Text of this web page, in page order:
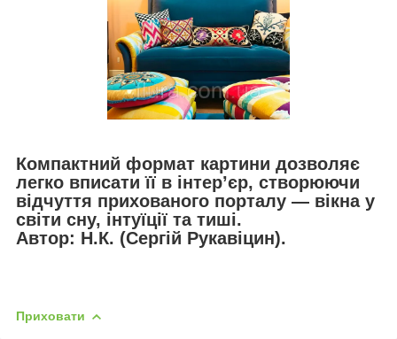
Компактний формат картини дозволяє
легко вписати її в інтер’єр, створюючи
відчуття прихованого порталу — вікна у
світи сну, інтуїції та тиші.
Автор: Н.К. (Сергій Рукавіцин).
Приховати